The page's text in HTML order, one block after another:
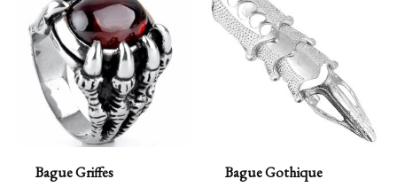
Bague Griffes
Bague Gothique